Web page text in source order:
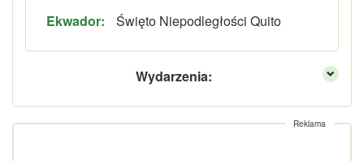
Ekwador:
Święto Niepodległości Quito
Wydarzenia:
Reklama